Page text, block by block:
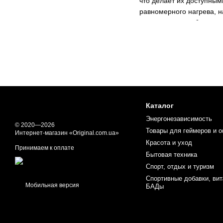
равномерного нагрева,
долговечность и
облегчают очистку
не тратя много
сохраняет вкус и
опцией оплаты при
Выбирая
небольших
подходят для быстрого
© 2020—2026
Интернет-магазин «Original.com.ua»
Принимаем к оплате
Мобильная версия
Каталог
Энергонезависимость
Товары для геймеров и
Красота и уход
Бытовая техника
Спорт, отдых и туризм
Спортивные добавки,
БАДы